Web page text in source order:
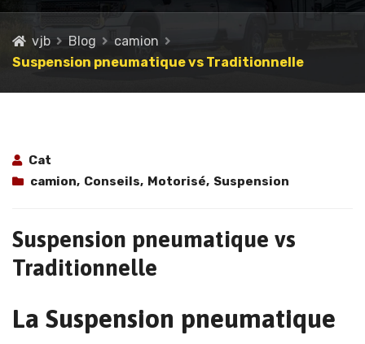
vjb Blog
camion
Suspension pneumatique vs Traditionnelle
Cat
camion, Conseils, Motorisé, Suspension
Suspension pneumatique vs
Traditionnelle
La Suspension pneumatique